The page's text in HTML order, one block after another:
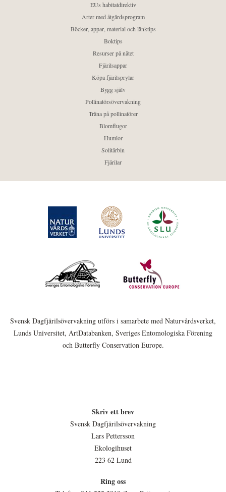
EUs habitatdirektiv
Arter med åtgärdsprogram
Böcker, appar, material och länktips
Boktips
Resurser på nätet
Fjärilsappar
Köpa fjärilsprylar
Bygg själv
Pollinatörsövervakning
Träna på pollinatörer
Blomflugor
Humlor
Solitärbin
Fjärilar
Svensk Dagfjärilsövervakning utförs i samarbete med Naturvårdsverket,
Lunds Universitet, ArtDatabanken, Sveriges Entomologiska Förening
och Butterfly Conservation Europe.
Skriv ett brev
Svensk Dagfjärilsövervakning
Lars Pettersson
Ekologihuset
223 62 Lund
Ring oss